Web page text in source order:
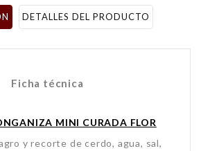
DETALLES DEL PRODUCTO
Ficha técnica
MINI CURADA FLOR
y recorte de cerdo, agua, sal,